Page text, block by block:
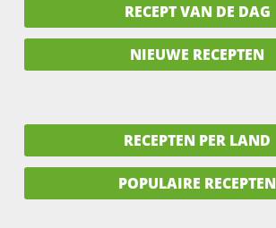
RECEPT VAN DE DAG
NIEUWE RECEPTEN
RECEPTEN PER LAND
POPULAIRE RECEPTEN